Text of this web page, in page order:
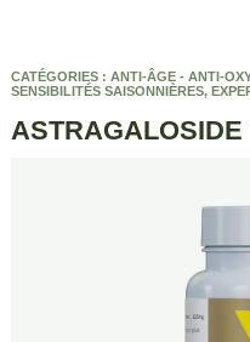
CATÉGORIES : ANTI-ÂGE - ANTI-
SENSIBILITÉS SAISONNIÈRES,
ASTRAGALOSIDE